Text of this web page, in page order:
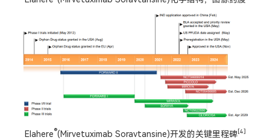
Elahere®(Mirvetuximab Soravtansine)开发的关键里程碑 [4]